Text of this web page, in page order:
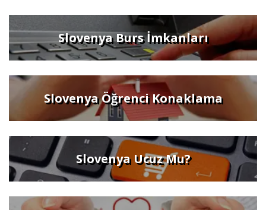
Slovenya Burs İmkanları
Slovenya Öğrenci Konaklama
Slovenya Ucuz Mu?